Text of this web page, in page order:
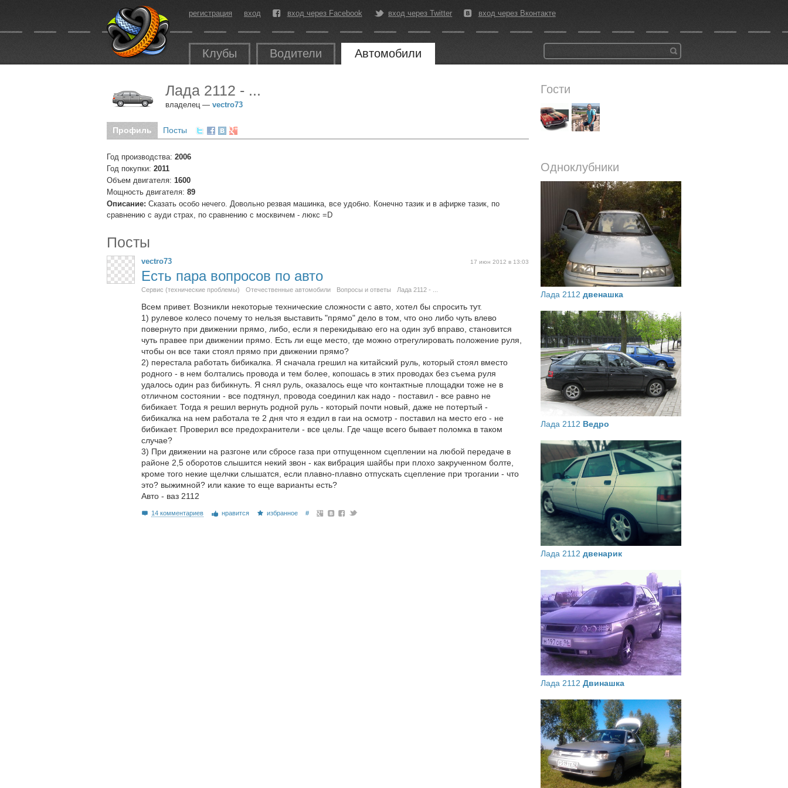
регистрация вход вход через Facebook вход через Twitter вход через Вконтакте
Клубы Водители Автомобили
Гости
Одноклубники
Лада 2112 двенашка
Лада 2112 Ведро
Лада 2112 двенарик
Лада 2112 Двинашка
Лада 2112 - ...
владелец — vectro73
Профиль Посты
Год производства: 2006
Год покупки: 2011
Объем двигателя: 1600
Мощность двигателя: 89
Описание: Сказать особо нечего. Довольно резвая машинка, все удобно. Конечно тазик и в афирке тазик, по
сравнению с ауди страх, по сравнению с москвичем - люкс =D
Посты
17 июн 2012 в 13:03
vectro73
Есть пара вопросов по авто
Сервис (технические проблемы) Отечественные автомобили Вопросы и ответы Лада 2112 - ...
Всем привет. Возникли некоторые технические сложности с авто, хотел бы спросить тут.
1) рулевое колесо почему то нельзя выставить "прямо" дело в том, что оно либо чуть влево
повернуто при движении прямо, либо, если я перекидываю его на один зуб вправо, становится
чуть правее при движении прямо. Есть ли еще место, где можно отрегулировать положение руля,
чтобы он все таки стоял прямо при движении прямо?
2) перестала работать бибикалка. Я сначала грешил на китайский руль, который стоял вместо
родного - в нем болтались провода и тем более, копошась в этих проводах без съема руля
удалось один раз бибикнуть. Я снял руль, оказалось еще что контактные площадки тоже не в
отличном состоянии - все подтянул, провода соединил как надо - поставил - все равно не
бибикает. Тогда я решил вернуть родной руль - который почти новый, даже не потертый -
бибикалка на нем работала те 2 дня что я ездил в гаи на осмотр - поставил на место его - не
бибикает. Проверил все предохранители - все целы. Где чаще всего бывает поломка в таком
случае?
3) При движении на разгоне или сбросе газа при отпущенном сцеплении на любой передаче в
районе 2,5 оборотов слышится некий звон - как вибрация шайбы при плохо закрученном болте,
кроме того некие щелчки слышатся, если плавно-плавно отпускать сцепление при трогании - что
это? выжимной? или какие то еще варианты есть?
Авто - ваз 2112
14 комментариев нравится избранное #